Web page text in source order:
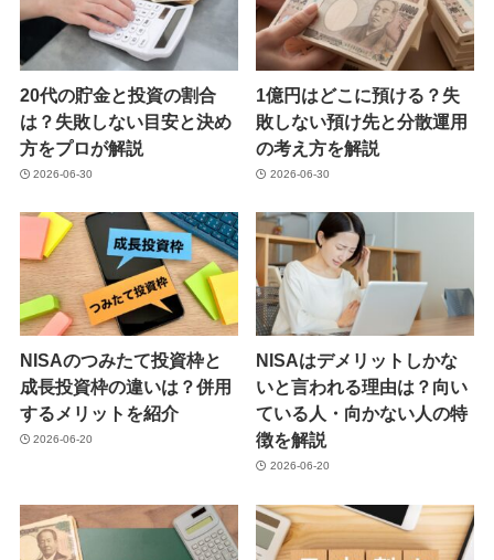
20代の貯金と投資の割合
は？失敗しない目安と決め
方をプロが解説
2026-06-30
1億円はどこに預ける？失
敗しない預け先と分散運用
の考え方を解説
2026-06-30
NISAのつみたて投資枠と
成長投資枠の違いは？併用
するメリットを紹介
2026-06-20
NISAはデメリットしかな
いと言われる理由は？向い
ている人・向かない人の特
徴を解説
2026-06-20